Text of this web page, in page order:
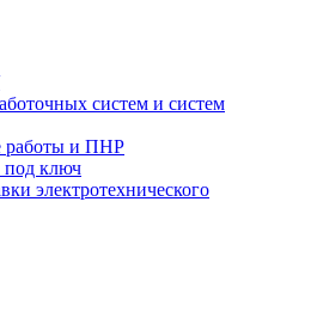
систем и систем
работы и ПНР
ключ
электротехнического